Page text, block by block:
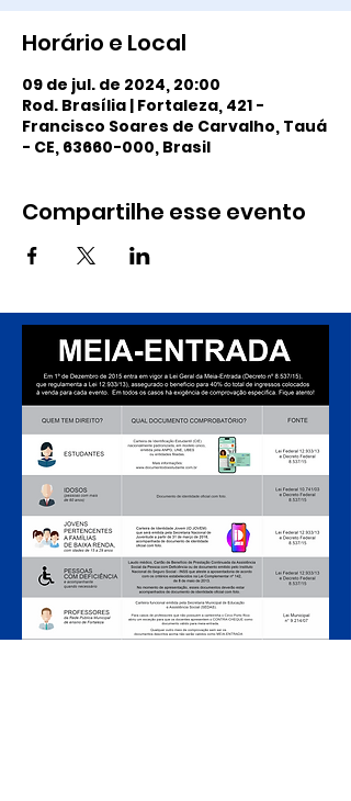
Horário e Local
09 de jul. de 2024, 20:00
Rod. Brasília | Fortaleza, 421 -
Francisco Soares de Carvalho, Tauá
- CE, 63660-000, Brasil
Compartilhe esse evento